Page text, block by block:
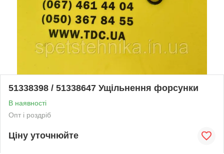
51338398 / 51338647 Ущільнення форсунки
В наявності
Опт і роздріб
Ціну уточнюйте